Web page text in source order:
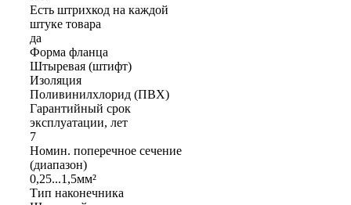
Есть штрихкод на каждой
штуке товара
да
Форма фланца
Штыревая (штифт)
Изоляция
Поливинилхлорид (ПВХ)
Гарантийный срок
эксплуатации, лет
7
Номин. поперечное сечение
(диапазон)
0,25...1,5мм²
Тип наконечника